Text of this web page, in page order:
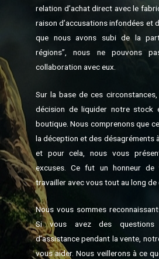
relation d’achat direct avec le
raison d’accusations infondées et
que nous avons subi de la
régions”, nous ne pouvons
collaboration avec eux.
Sur la base de ces
décision de liquider notre stock
boutique. Nous comprenons que
la déception et des désagréments
et pour cela, nous vous
excuses. Ce fut un honneur
travailler avec vous tout au long de
Nous vous sommes
Si vous avez des
d’assistance pendant la vente,
vous aider. Nous veillerons à ce